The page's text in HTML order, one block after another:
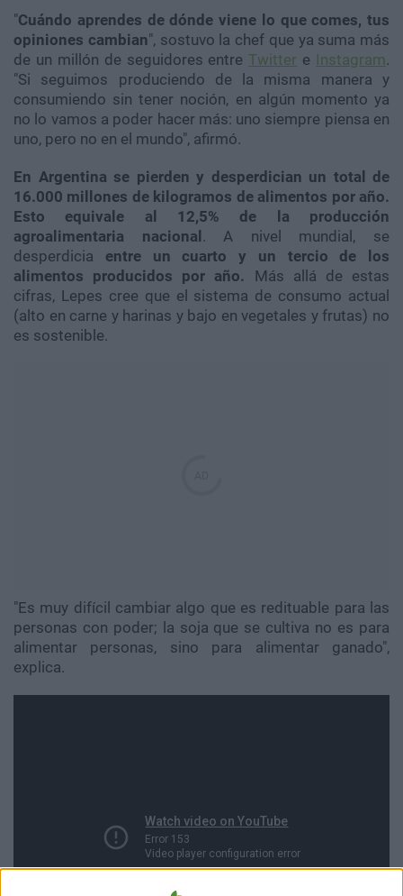
"Cuándo aprendes de dónde viene lo que comes, tus
opiniones cambian", sostuvo la chef que ya suma más
de un millón de seguidores entreTwitter e Instagram.
"Si seguimos produciendo de la misma manera y
consumiendo sin tener noción, en algún momento ya
no lo vamos a poder hacer más: uno siempre piensa en
uno, pero no en el mundo", afirmó.
En Argentina se pierden y desperdician un total de
16.000 millones de kilogramos de alimentos por año.
Esto equivale al 12,5% de la producción
agroalimentaria nacional . A nivel mundial, se
desperdicia entre un cuarto y un tercio de los
alimentos producidos por año. Más allá de estas
cifras, Lepes cree que el sistema de consumo actual
(alto en carne y harinas y bajo en vegetales y frutas) no
es sostenible.
"Es muy difícil cambiar algo que es redituable para las
personas con poder; la soja que se cultiva no es para
alimentar personas, sino para alimentar ganado",
explica.